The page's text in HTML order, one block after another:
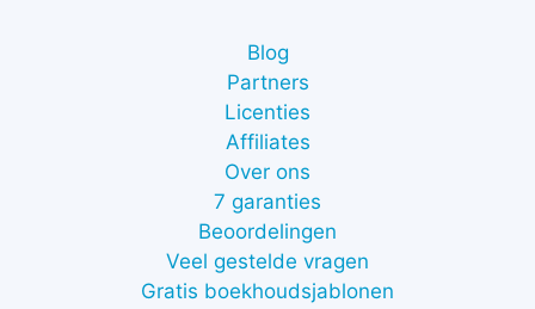
Blog
Partners
Licenties
Affiliates
Over ons
7 garanties
Beoordelingen
Veel gestelde vragen
Gratis boekhoudsjablonen